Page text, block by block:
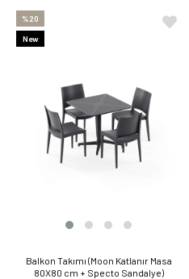
Balkon Takımı (Moon Katlanır Masa
80X80 cm + Specto Sandalye)
%20
New